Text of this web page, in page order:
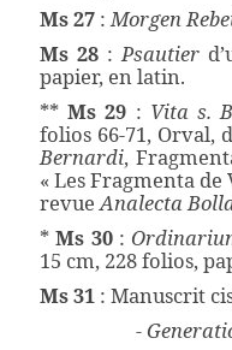
Ms 27 :Morgen
Ms 28 :Psautier
papier, en latin.
**Ms 29 : Vita s.
folios 66-71, Orval,
Bernardi,
« Les Fragmenta
revueAnalecta
*Ms 30 :
15 cm, 228 folios,
Ms 31 : Manuscrit
-